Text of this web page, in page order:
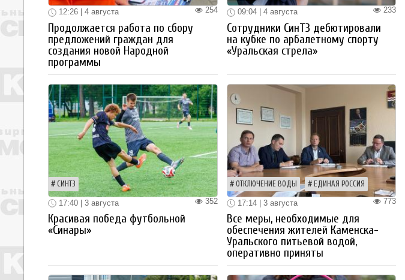
254
12:26 | 4 августа
Продолжается работа по сбору
предложений граждан для
создания новой Народной
программы
233
09:04 | 4 августа
Сотрудники СинТЗ дебютировали
на кубке по арбалетному спорту
«Уральская стрела»
СИНТЗ
352
17:40 | 3 августа
Красивая победа футбольной
«Синары»
ОТКЛЮЧЕНИЕ ВОДЫ ЕДИНАЯ РОССИЯ
773
17:14 | 3 августа
Все меры, необходимые для
обеспечения жителей Каменска-
Уральского питьевой водой,
оперативно приняты